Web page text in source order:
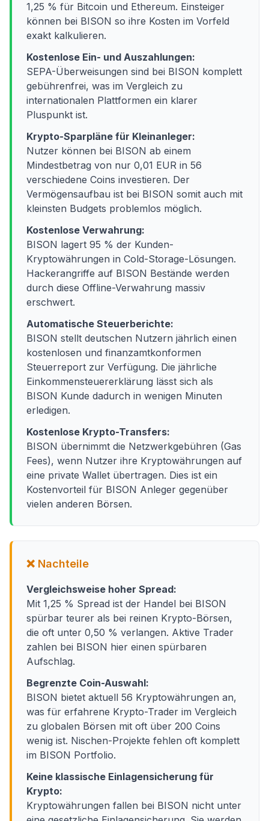
1,25 % für Bitcoin und Ethereum. Einsteiger
können bei BISON so ihre Kosten im Vorfeld
exakt kalkulieren.
Kostenlose Ein- und Auszahlungen:
SEPA-Überweisungen sind bei BISON komplett
gebührenfrei, was im Vergleich zu
internationalen Plattformen ein klarer
Pluspunkt ist.
Krypto-Sparpläne für Kleinanleger:
Nutzer können bei BISON ab einem
Mindestbetrag von nur 0,01 EUR in 56
verschiedene Coins investieren. Der
Vermögensaufbau ist bei BISON somit auch mit
kleinsten Budgets problemlos möglich.
Kostenlose Verwahrung:
BISON lagert 95 % der Kunden-
Kryptowährungen in Cold-Storage-Lösungen.
Hackerangriffe auf BISON Bestände werden
durch diese Offline-Verwahrung massiv
erschwert.
Automatische Steuerberichte:
BISON stellt deutschen Nutzern jährlich einen
kostenlosen und finanzamtkonformen
Steuerreport zur Verfügung. Die jährliche
Einkommensteuererklärung lässt sich als
BISON Kunde dadurch in wenigen Minuten
erledigen.
Kostenlose Krypto-Transfers:
BISON übernimmt die Netzwerkgebühren (Gas
Fees), wenn Nutzer ihre Kryptowährungen auf
eine private Wallet übertragen. Dies ist ein
Kostenvorteil für BISON Anleger gegenüber
vielen anderen Börsen.
❌ Nachteile
Vergleichsweise hoher Spread:
Mit 1,25 % Spread ist der Handel bei BISON
spürbar teurer als bei reinen Krypto-Börsen,
die oft unter 0,50 % verlangen. Aktive Trader
zahlen bei BISON hier einen spürbaren
Aufschlag.
Begrenzte Coin-Auswahl:
BISON bietet aktuell 56 Kryptowährungen an,
was für erfahrene Krypto-Trader im Vergleich
zu globalen Börsen mit oft über 200 Coins
wenig ist. Nischen-Projekte fehlen oft komplett
im BISON Portfolio.
Keine klassische Einlagensicherung für
Krypto:
Kryptowährungen fallen bei BISON nicht unter